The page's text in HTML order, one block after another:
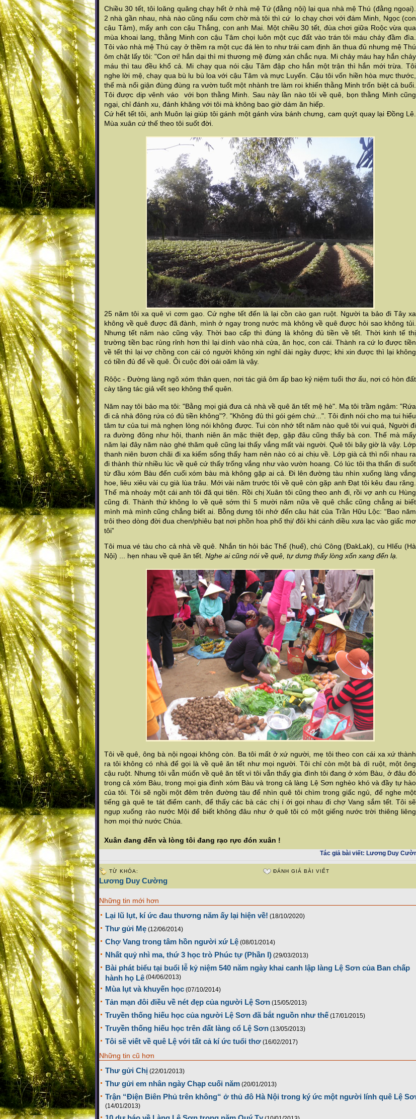
Chiều 30 tết, tôi loăng quăng chạy hết ở nhà mệ Tứ (đằng nội) lại qua nhà mệ Thú (đằng ngoại).
2 nhà gần nhau, nhà nào cũng nấu cơm chờ mà tôi thì cứ lo chạy chơi với đám Minh, Ngọc (con
cậu Tâm), mấy anh con cậu Thắng, con anh Mai. Một chiều 30 tết, đùa chơi giữa Roộc vừa qua
mùa khoai lang, thằng Minh con cậu Tâm chọi luôn một cục đất vào trán tôi máu chảy đầm đìa.
Tôi vào nhà mệ Thú cạy ở thềm ra một cục đá lèn to như trái cam định ăn thua đủ nhưng mệ Thú
ôm chặt lấy tôi: "Con ơi! hắn dại thì mi thương mệ đừng xán chắc nựa. Mi chảy máu hay hắn chảy
máu thì tau đều khổ cả. Mi chạy qua nói cậu Tâm đập cho hắn một trận thì hắn mới trừa. Tôi
nghe lời mệ, chạy qua bù lu bù loa với cậu Tâm và mực Luyến. Cậu tôi vốn hiền hòa mực thước,
thế mà nổi giận đùng đùng ra vườn tuốt một nhành tre làm roi khiến thằng Minh trốn biệt cả buổi.
Tôi được dịp vênh váo với bọn thằng Minh. Sau này lần nào tôi về quê, bọn thằng Minh cũng
ngại, chỉ đánh xu, đánh khăng với tôi mà không bao giờ dám ăn hiếp.
Cứ hết tết tôi, anh Muôn lại giúp tôi gánh một gánh vừa bánh chưng, cam quýt quay lại Đồng Lê.
Mùa xuân cứ thế theo tôi suốt đời.
25 năm tôi xa quê vì cơm gạo. Cứ nghe tết đến là lại cồn cào gan ruột. Người ta bảo đi Tây xa
không về quê được đã đành, mình ở ngay trong nước mà không về quê được hỏi sao không tủi.
Nhưng tết năm nào cũng vậy. Thời bao cấp thì đúng là không đủ tiền về tết. Thời kinh tế thị
trường tiền bạc rủng rỉnh hơn thì lại dính vào nhà cửa, ăn học, con cái. Thành ra cứ lo được tiền
về tết thì lại vợ chồng con cái có người không xin nghỉ dài ngày được; khi xin được thì lại không
có tiền đủ để về quê. Ôi cuộc đời oái oăm là vậy.
Rôộc - Đường làng ngõ xóm thân quen, nơi tác giả ôm ấp bao kỷ niệm tuổi thơ ấu, nơi có hòn đất
cày tặng tác giả vết sẹo không thể quên.
Năm nay tôi bảo mạ tôi: "Bằng mọi giá đưa cả nhà về quê ăn tết mệ hè". Mạ tôi trầm ngâm: "Rứa
đi cả nhà đông rứa có đủ tiền không"?. "Không đủ thì gói gém chứ... ". Tôi định nói cho mạ tui hiểu
tâm tư của tui mà nghẹn lòng nói không được. Tui còn nhớ tết năm nào quê tôi vui quá, Người đi
ra đường đông như hội, thanh niên ăn mặc thiệt đẹp, gặp đâu cũng thấy bà con. Thế mà mấy
năm lại đây năm nào ghé thăm quê cũng lại thấy vắng mất vài người. Quê tôi bây giờ là vậy. Lớp
thanh niên bươn chãi đi xa kiếm sống thấy ham nên nào có ai chịu về. Lớp già cả thì nối nhau ra
đi thành thừ nhiều lúc về quê cứ thấy trống vắng như vào vườn hoang. Có lúc tôi tha thẩn đi suốt
từ đầu xóm Bàu đến cuối xóm bàu mà không gặp ai cả. Đi lên đường tàu nhìn xuống làng vắng
hoe, liêu xiêu vài cụ già lùa trâu. Mới vài năm trước tôi về quê còn gặp anh Đạt tôi kêu đau răng.
Thế mà nhoáy một cái anh tôi đã qui tiên. Rồi chị Xuân tôi cũng theo anh đi, rồi vợ anh cu Hùng
cũng đi. Thành thử không lo về quê sớm thì 5 mười năm nữa về quê chắc cũng chẳng ai biết
mình mà mình cũng chẳng biết ai. Bỗng dưng tôi nhớ đến câu hát của Trần Hữu Lộc: “Bao năm
trôi theo dòng đời đua chen/phiêu bạt nơi phồn hoa phố thị/ đôi khi cánh diều xưa lạc vào giấc mơ
tôi”
Tôi mua vé tàu cho cả nhà về quê. Nhắn tin hỏi bác Thế (huế), chú Công (ĐakLak), cu HIếu (Hà
Nội) .
.. hẹn nhau về quê ăn tết. Nghe ai cũng nói về quê, tự dưng thấy lòng xốn xang đến lạ.
Tôi về quê, ông bà nội ngoại không còn. Ba tôi mất ở xứ người, mẹ tôi theo con cái xa xứ thành
ra tôi không có nhà để gọi là về quê ăn tết như mọi người. Tôi chỉ còn một bà dì ruột, một ông
cậu ruột. Nhưng tôi vẫn múốn về quê ăn tết vì tôi vẫn thấy gia đình tôi đang ở xóm Bàu, ở đâu đó
trong cả xóm Bàu, trong mọi gia đình xóm Bàu và trong cả làng Lệ Sơn nghèo khó và đầy tự hào
của tôi. Tôi sẽ ngồi một đêm trên đường tàu để nhìn quê tôi chìm trong giấc ngủ, để nghe một
tiếng gà quê te tát điểm canh, để thấy các bà các chị í ới gọi nhau đi chợ Vang sắm tết. Tôi sẽ
ngụp xuống rào nước Mội để biết không đâu như ở quê tôi có một giếng nước trời thiêng liêng
hơn mọi thứ nước Chúa.
Xuân đang đến và lòng tôi đang rạo rực đón xuân !
Tác giả bài viết: Lương Duy
TỪ KHÓA:
Lương Duy Cường
ĐÁNH GIÁ BÀI VIẾT
Những tin mới hơn
Lại lũ lụt, kí ức đau thương năm ấy lại hiện về! (18/10/2020)
Thư gửi Mẹ (12/06/2014)
Chợ Vang trong tâm hồn người xứ Lệ (08/01/2014)
Nhất quỷ nhì ma, thứ 3 học trò Phúc tự (Phần I) (29/03/2013)
Bài phát biểu tại buổi lễ kỷ niệm 540 năm ngày khai canh lập làng Lệ Sơn của Ban chấp
hành họ Lê (04/06/2013)
Mùa lụt và khuyến học (07/10/2014)
Tản mạn đôi điều về nét đẹp của người Lệ Sơn (15/05/2013)
Truyền thống hiếu học của người Lệ Sơn đã bắt nguồn như thế (17/01/2015)
Truyền thống hiếu học trên đất làng cổ Lệ Sơn (13/05/2013)
Tôi sẽ viết về quê Lệ với tất cả kí ức tuổi thơ (16/02/2017)
Những tin cũ hơn
Thư gửi Chị (22/01/2013)
Thư gửi em nhân ngày Chạp cuối năm (20/01/2013)
Trận “Điện Biên Phủ trên không“ ở thủ đô Hà Nội trong ký ức một người lính quê Lệ
(14/01/2013)